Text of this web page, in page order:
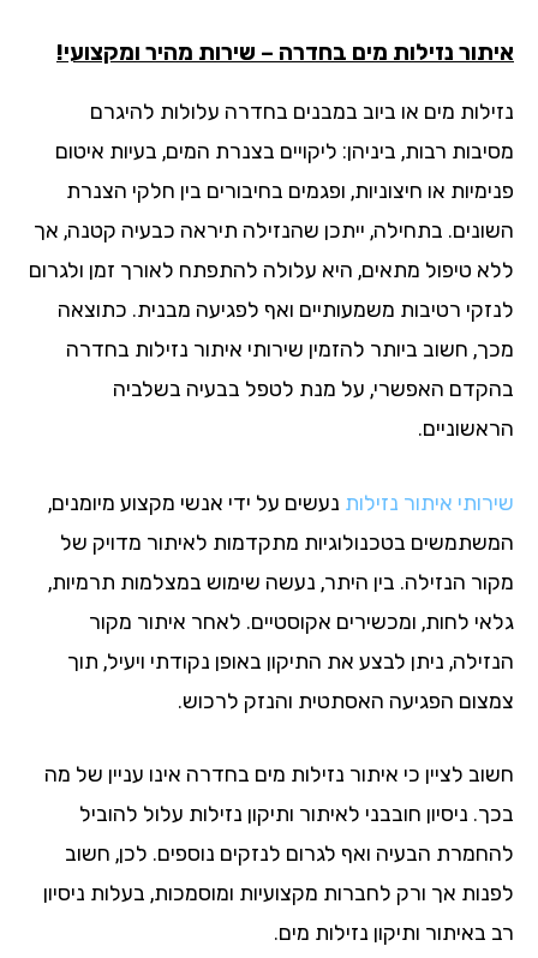
נזילות מים בחדרה – שירות מהיר ומקצועי!
מים או ביוב במבנים בחדרה עלולות להיגרם
רבות, ביניהן: ליקויים בצנרת המים, בעיות איטום
או חיצוניות, ופגמים בחיבורים בין חלקי הצנרת
בתחילה, ייתכן שהנזילה תיראה כבעיה קטנה, אך
טיפול מתאים, היא עלולה להתפתח לאורך זמן ולגרום
רטיבות משמעותיים ואף לפגיעה מבנית. כתוצאה
חשוב ביותר להזמין שירותי איתור נזילות בחדרה
האפשרי, על מנת לטפל בבעיה בשלביה
איתור נזילותנעשים על ידי אנשי מקצוע מיומנים,
בטכנולוגיות מתקדמות לאיתור מדויק של
הנזילה. בין היתר, נעשה שימוש במצלמות תרמיות,
לחות, ומכשירים אקוסטיים. לאחר איתור מקור
ניתן לבצע את התיקון באופן נקודתי ויעיל, תוך
הפגיעה האסתטית והנזק לרכוש.
לציין כי איתור נזילות מים בחדרה אינו עניין של מה
ניסיון חובבני לאיתור ותיקון נזילות עלול להוביל
הבעיה ואף לגרום לנזקים נוספים. לכן, חשוב
אך ורק לחברות מקצועיות ומוסמכות, בעלות ניסיון
באיתור ותיקון נזילות מים.